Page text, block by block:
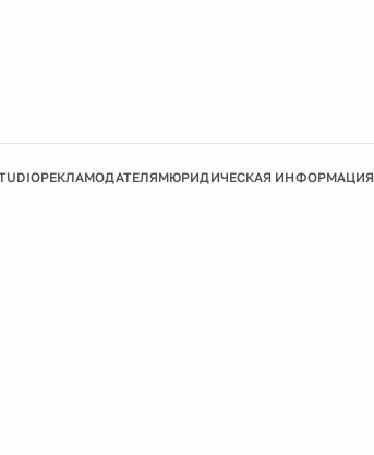
РЕКЛАМОДАТЕЛЯМЮРИДИЧЕСКАЯ ИНФОРМАЦИЯ